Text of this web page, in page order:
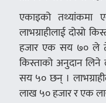
एकाइको
लाभग्राहीलाई दोस्रो
हजार एक सय ७० ले
किस्ताको अनुदान लिने
सय ५० छन् ।
लाख ५० हजार र एक